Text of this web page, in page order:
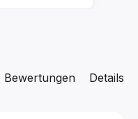
Details
Bewertungen